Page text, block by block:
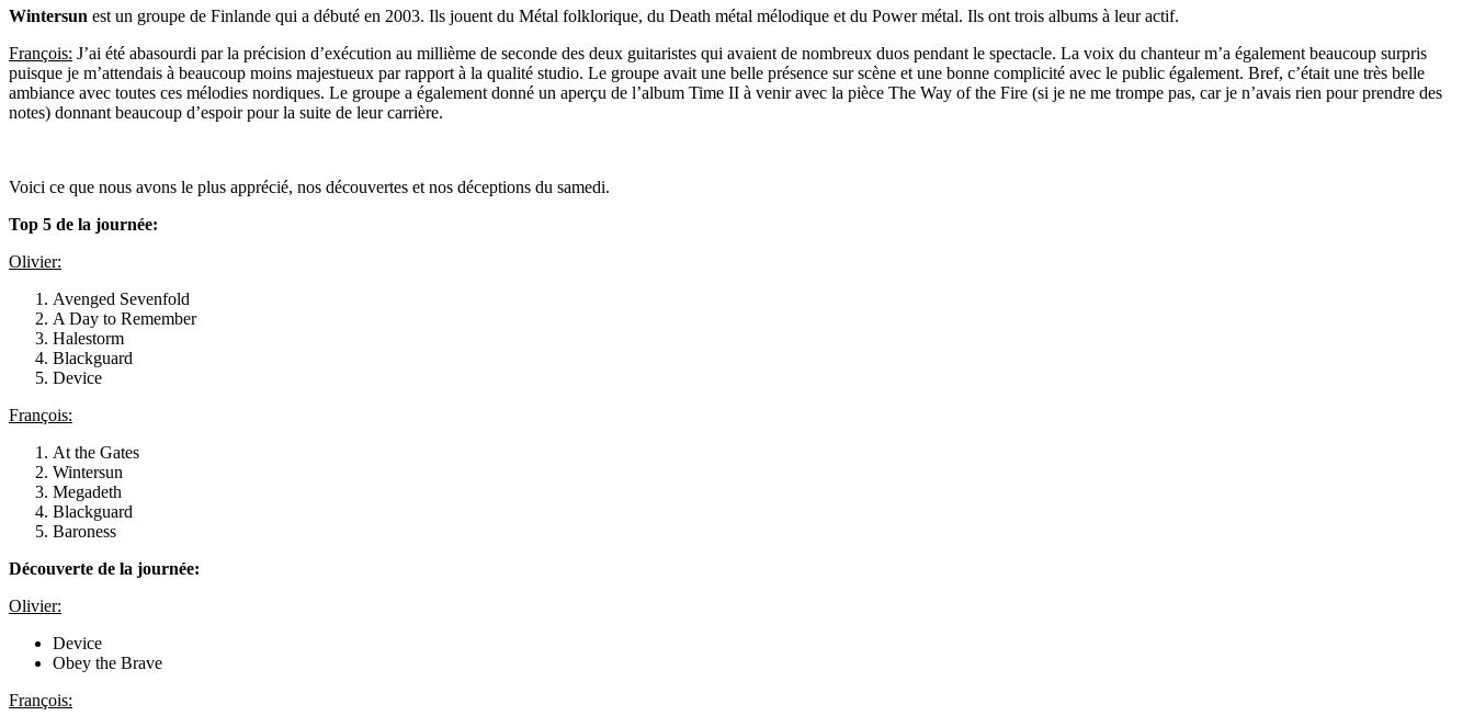
Wintersun est un groupe de Finlande qui a débuté en 2003. Ils jouent du Métal folklorique, du Death métal mélodique et du Power métal. Ils ont trois albums à leur actif.
François: J’ai été abasourdi par la précision d’exécution au millième de seconde des deux guitaristes qui avaient de nombreux duos pendant le spectacle. La voix du chanteur m’a également beaucoup surpris
puisque je m’attendais à beaucoup moins majestueux par rapport à la qualité studio. Le groupe avait une belle présence sur scène et une bonne complicité avec le public également. Bref, c’était une très belle
ambiance avec toutes ces mélodies nordiques. Le groupe a également donné un aperçu de l’album Time II à venir avec la pièce The Way of the Fire (si je ne me trompe pas, car je n’avais rien pour prendre des
notes) donnant beaucoup d’espoir pour la suite de leur carrière.
Voici ce que nous avons le plus apprécié, nos découvertes et nos déceptions du samedi.
Top 5 de la journée:
Olivier:
Avenged Sevenfold
A Day to Remember
Halestorm
Blackguard
Device
François:
At the Gates
Wintersun
Megadeth
Blackguard
Baroness
Découverte de la journée:
Olivier:
Device
Obey the Brave
François: